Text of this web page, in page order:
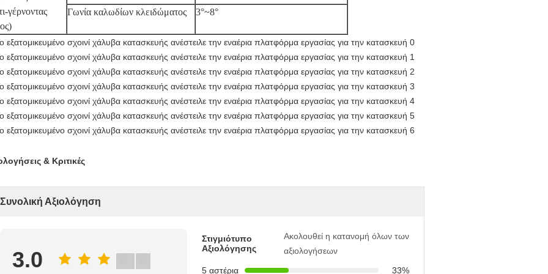
γέρνοντας
Γωνία καλωδίων κλειδώματος 3°~8°
& Κριτικές
Συνολική Αξιολόγηση
3.0
Στιγμιότυπο
Αξιολόγησης
Ακολουθεί η κατανομή όλων των
αξιολογήσεων
5 αστέρια
33%